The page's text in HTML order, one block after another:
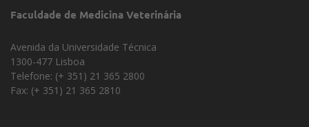
Faculdade de Medicina Veterinária
Avenida da Universidade Técnica
1300-477 Lisboa
Telefone: (+ 351) 21 365 2800
Fax: (+ 351) 21 365 2810